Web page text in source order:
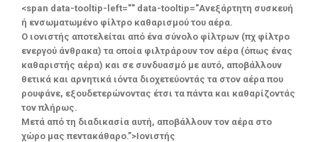
<span data-tooltip-left="" data-tooltip="Ανεξάρτητη συσκευή
ή ενσωματωμένο φίλτρο καθαρισμού του αέρα.
Ο ιονιστής αποτελείται από ένα σύνολο φίλτρων (πχ φίλτρο
ενεργού άνθρακα) τα οποία φιλτράρουν τον αέρα (όπως ένας
καθαριστής αέρα) και σε συνδυασμό με αυτό, αποβάλλουν
θετικά και αρνητικά ιόντα διοχετεύοντάς τα στον αέρα που
ρουφάνε, εξουδετερώνοντας έτσι τα πάντα και καθαρίζοντάς
τον πλήρως.
Μετά από τη διαδικασία αυτή, αποβάλλουν τον αέρα στο
χώρο μας πεντακάθαρο.”>Ιονιστής